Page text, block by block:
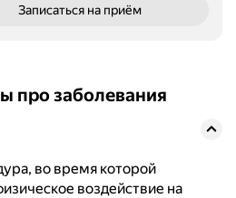
Записаться на приём
про заболевания
во время которой
воздействие на